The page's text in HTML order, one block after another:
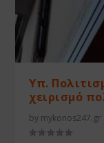
Υπ.
χειρισμό
by mykonos247.gr